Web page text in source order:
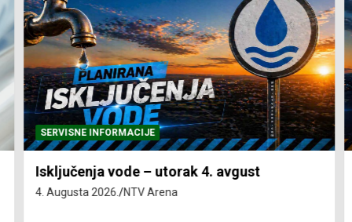
SERVISNE INFORMACIJE
Isključenja vode – utorak 4. avgust
4. Augusta 2026. NTV Arena